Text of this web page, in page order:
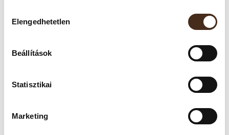
kiválasztása
Elengedhetetlen
Beállítások
Statisztikai
Marketing
klasszikus.
Tulajdonságai:
Pörkölés:
Testes, karakteres – csokoládés tónusokkal,
Aromás jegyek:
Étcsokoládé, karamella, pirított dió
Aroma/intenzitás: